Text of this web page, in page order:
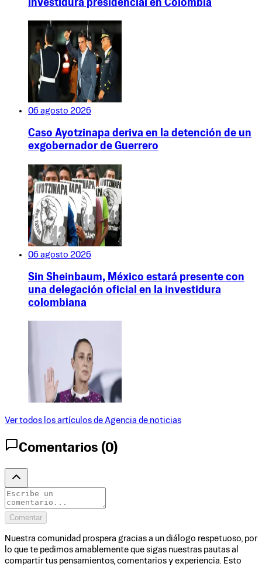
investidura presidencial en Colombia
06 agosto 2026
Caso Ayotzinapa deriva en la detención de un
exgobernador de Guerrero
06 agosto 2026
Sin Sheinbaum, México estará presente con
una delegación oficial en la investidura
colombiana
Ver todos los artículos de Agencia de noticias
Comentarios (0)
Comentar
Nuestra comunidad prospera gracias a un diálogo respetuoso, por
lo que te pedimos amablemente que sigas nuestras pautas al
compartir tus pensamientos, comentarios y experiencia. Esto